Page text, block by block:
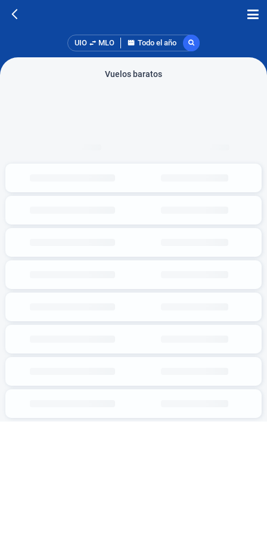
UIO MLO Todo el año
Vuelos baratos